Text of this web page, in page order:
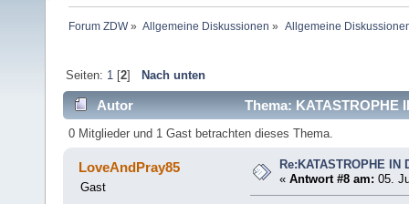
Forum ZDW» Allgemeine Diskussionen » Allgemeine
Seiten: 1[2] Nach unten
Autor Thema: KATASTROPHE
0 Mitglieder und 1 Gast betrachten dieses Thema.
LoveAndPray85
Gast
Re:KATASTROPHE IN
«Antwort #8 am: 05.